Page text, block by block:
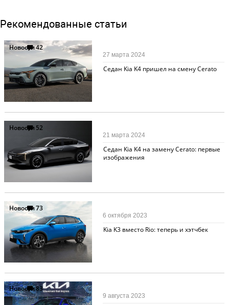
Рекомендованные статьи
Новости42
Седан Kia K4 пришел на смену Cerato
27 марта 2024
Новости 52
Седан Kia K4 на замену Cerato: первые
изображения
21 марта 2024
Новости73
Kia K3 вместо Rio: теперь и хэтчбек
6 октября 2023
Новости83
9 августа 2023